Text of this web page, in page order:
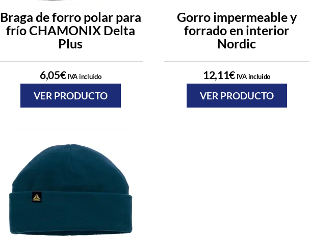
Braga de forro polar para
frío CHAMONIX Delta
Plus
6,05€IVA incluido
VER PRODUCTO
Gorro impermeable y
forrado en interior
Nordic
12,11€ IVA incluido
VER PRODUCTO